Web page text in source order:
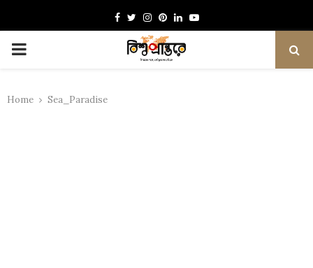
Facebook
TwitterInstagram
Pinterest
LinkedinYoutube
PRIMARY
Home Sea_Paradise